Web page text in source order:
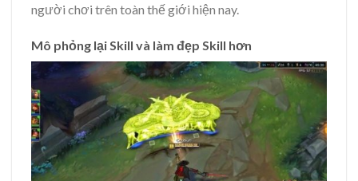
người chơi trên toàn thế giới hiện nay.
Mô phỏng lại Skill và làm đẹp Skill hơn